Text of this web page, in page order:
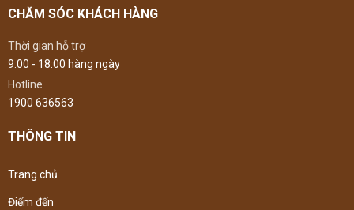
CHĂM SÓC KHÁCH HÀNG
Thời gian hỗ trợ
9:00 - 18:00 hàng ngày
Hotline
1900 636563
THÔNG TIN
Trang chủ
Điểm đến